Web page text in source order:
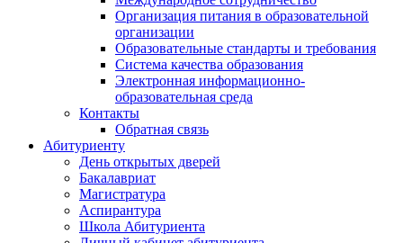
Организация питания в образовательной
организации
Образовательные стандарты и требования
Система качества образования
Электронная информационно-
образовательная среда
Контакты
Обратная связь
Абитуриенту
День открытых дверей
Бакалавриат
Магистратура
Аспирантура
Школа Абитуриента